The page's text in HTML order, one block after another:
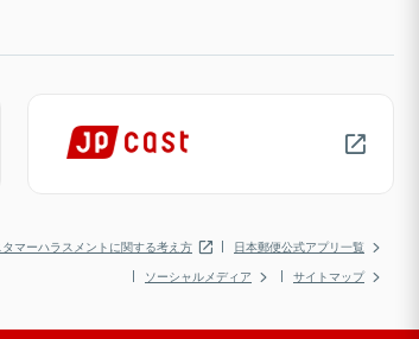
タマーハラスメントに関する考え方
日本郵便公式アプリ一覧
ソーシャルメディア
サイトマップ